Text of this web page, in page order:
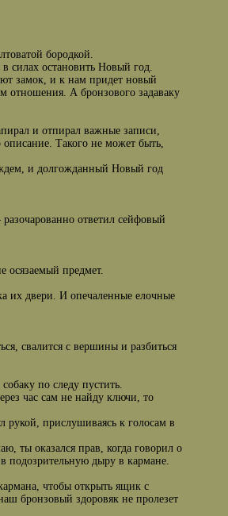
бородкой.
силах остановить Новый год.
замок, и к нам придет новый
отношения. А бронзового задаваку
и отпирал важные записи,
Такого не может быть,
и долгожданный Новый год
ответил сейфовый
осязаемый предмет.
их двери. И опечаленные елочные
свалится с вершины и разбиться
по следу пустить.
час сам не найду ключи, то
рукой, прислушиваясь к голосам в
ты оказался прав, когда говорил о
подозрительную дыру в кармане.
чтобы открыть ящик с
бронзовый здоровяк не пролезет